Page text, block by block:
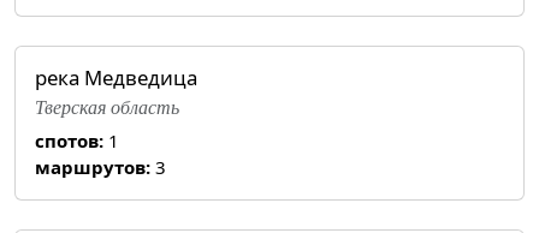
река Медведица
Тверская область
спотов: 1
маршрутов: 3